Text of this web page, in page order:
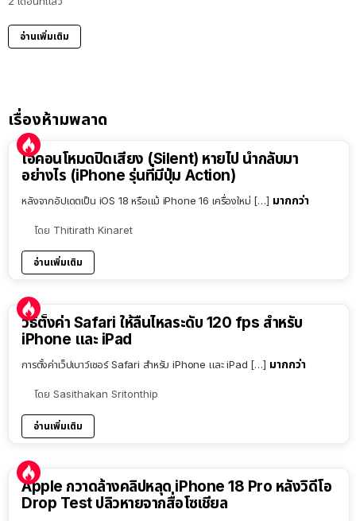
อ่านเพิ่มเติม
เรื่องห้ามพลาด
ไอคอนโหมดปิดเสียง (Silent) หายไป นำกลับมา
อย่างไร (iPhone รุ่นที่มีปุ่ม Action)
หลังจากอัปเดตเป็น iOS 18 หรือแม้ iPhone 16 เครื่องใหม่ […] มากกว่า
โดย Thitirath Kinaret
อ่านเพิ่มเติม
วิธีตั้งค่า Safari ให้ลื่นไหลระดับ 120 fps สำหรับ
iPhone และ iPad
การตั้งค่าเว็ปเบาว์เซอร์ Safari สำหรับ iPhone และ iPad […] มากกว่า
โดย Sasithakan Sritonthip
อ่านเพิ่มเติม
Apple กวาดล้างคลิปหลุด iPhone 18 Pro หลังวิดีโอ
Drop Test ปลิวหายจากสื่อโซเชียล